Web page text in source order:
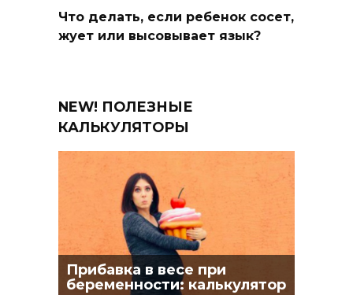
Что делать, если ребенок сосет,
жует или высовывает язык?
NEW! ПОЛЕЗНЫЕ
КАЛЬКУЛЯТОРЫ
Прибавка в весе при
беременности: калькулятор